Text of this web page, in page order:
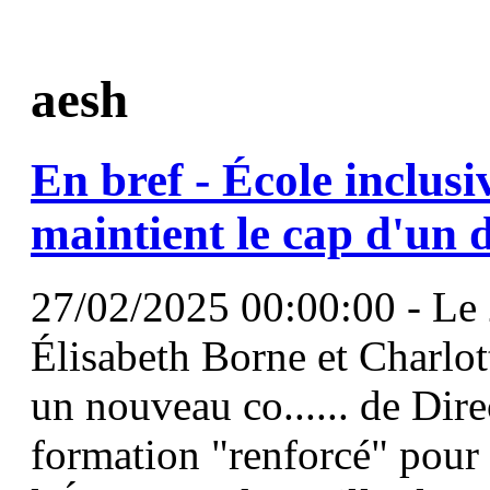
aesh
En bref - École
maintient le cap d'un
27/02/2025 00:00:00 -
Élisabeth Borne et
un nouveau co...... de
formation "renforcé" pour